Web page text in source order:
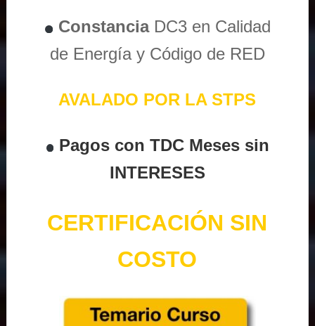
ConstanciaDC3 en Calidad
de Energía y Código de RED
AVALADO POR LA STPS
Pagos con TDC Meses sin
INTERESES
CERTIFICACIÓN SIN
COSTO